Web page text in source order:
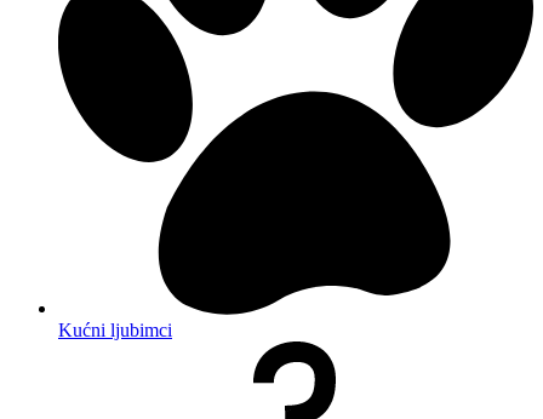
Kućni ljubimci